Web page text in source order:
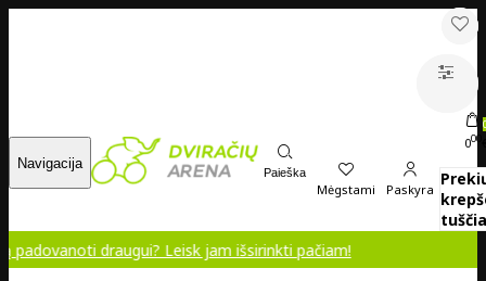
Navigacija
Paieška
Mėgstami Paskyra
000
draugui? Leisk jam išsirinkti pačiam!